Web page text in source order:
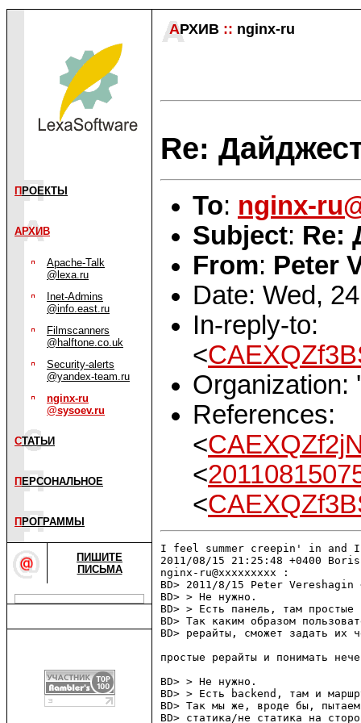
П РОЕКТЫ
АРХИВ
Apache-Talk
@lexa.ru
Inet-Admins
@info.east.ru
Filmscanners
@halftone.co.uk
Security-alerts
@yandex-team.ru
nginx-ru
@sysoev.ru
СТАТЬИ
П ЕРСОНАЛЬНОЕ
П РОГРАММЫ
ПИШИТЕ
ПИСЬМА
АРХИВ :: nginx-ru
Re:
To: nginx-
Subject: Re:
From: Peter
Date: Wed,
In-reply-to:
<
Organization: '
References:
<
<
<
I feel summer creepin' in
2011/08/15 21:25:48 +0400
nginx-ru@xxxxxxxxx :
BD> 2011/8/15 Peter Vereshagin
BD> > Не нужно.
BD> > Есть панель, там простые
BD> Так каким образом
BD> рерайты, сможет задать их
простые рерайты и понимать
BD> > Не нужно.
BD> > Есть backend, там и
BD> Так мы же, вроде бы,
BD> статика/не статика на